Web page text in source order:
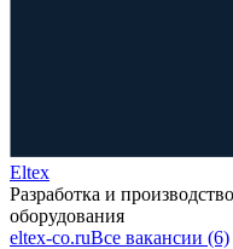
Eltex
Разработка и
оборудования
eltex-co.ruВсе вакансии (6)